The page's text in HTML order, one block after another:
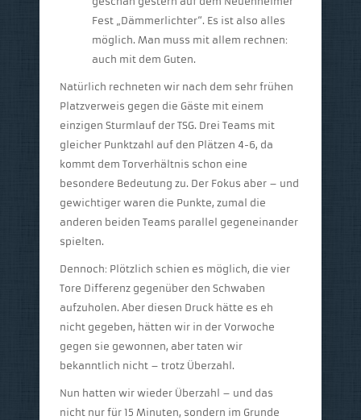
Fest „Dämmerlichter“. Es ist also alles
möglich. Man muss mit allem rechnen:
auch mit dem Guten.
Natürlich rechneten wir nach dem sehr frühen
Platzverweis gegen die Gäste mit einem
einzigen Sturmlauf der TSG. Drei Teams mit
gleicher Punktzahl auf den Plätzen 4-6, da
kommt dem Torverhältnis schon eine
besondere Bedeutung zu. Der Fokus aber – und
gewichtiger waren die Punkte, zumal die
anderen beiden Teams parallel gegeneinander
spielten.
Dennoch: Plötzlich schien es möglich, die vier
Tore Differenz gegenüber den Schwaben
aufzuholen. Aber diesen Druck hätte es eh
nicht gegeben, hätten wir in der Vorwoche
gegen sie gewonnen, aber taten wir
bekanntlich nicht – trotz Überzahl.
Nun hatten wir wieder Überzahl – und das
nicht nur für 15 Minuten, sondern im Grunde